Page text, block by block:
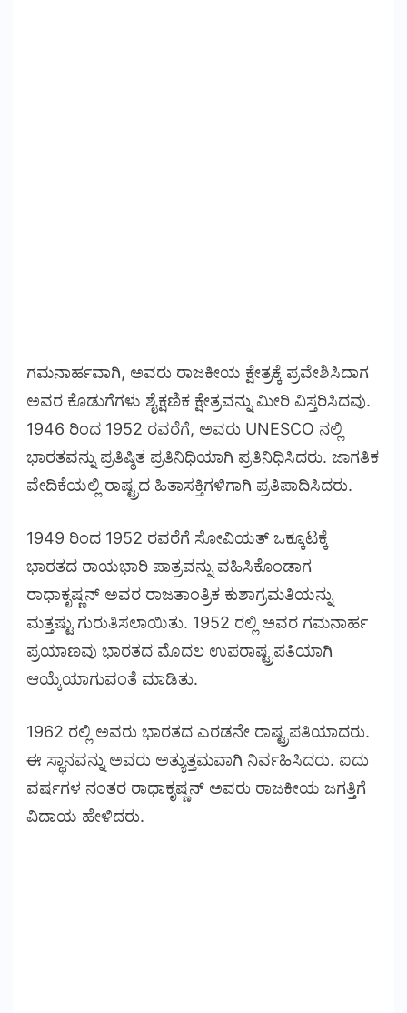
ಗಮನಾರ್ಹವಾಗಿ, ಅವರು ರಾಜಕೀಯ ಕ್ಷೇತ್ರಕ್ಕೆ ಪ್ರವೇಶಿಸಿದಾಗ
ಅವರ ಕೊಡುಗೆಗಳು ಶೈಕ್ಷಣಿಕ ಕ್ಷೇತ್ರವನ್ನು ಮೀರಿ ವಿಸ್ತರಿಸಿದವು.
1946 ರಿಂದ 1952 ರವರೆಗೆ, ಅವರು UNESCO ನಲ್ಲಿ
ಭಾರತವನ್ನು ಪ್ರತಿಷ್ಠಿತ ಪ್ರತಿನಿಧಿಯಾಗಿ ಪ್ರತಿನಿಧಿಸಿದರು. ಜಾಗತಿಕ
ವೇದಿಕೆಯಲ್ಲಿ ರಾಷ್ಟ್ರದ ಹಿತಾಸಕ್ತಿಗಳಿಗಾಗಿ ಪ್ರತಿಪಾದಿಸಿದರು.
1949 ರಿಂದ 1952 ರವರೆಗೆ ಸೋವಿಯತ್ ಒಕ್ಕೂಟಕ್ಕೆ
ಭಾರತದ ರಾಯಭಾರಿ ಪಾತ್ರವನ್ನು ವಹಿಸಿಕೊಂಡಾಗ
ರಾಧಾಕೃಷ್ಣನ್ ಅವರ ರಾಜತಾಂತ್ರಿಕ ಕುಶಾಗ್ರಮತಿಯನ್ನು
ಮತ್ತಷ್ಟು ಗುರುತಿಸಲಾಯಿತು. 1952 ರಲ್ಲಿ ಅವರ ಗಮನಾರ್ಹ
ಪ್ರಯಾಣವು ಭಾರತದ ಮೊದಲ ಉಪರಾಷ್ಟ್ರಪತಿಯಾಗಿ
ಆಯ್ಕೆಯಾಗುವಂತೆ ಮಾಡಿತು.
1962 ರಲ್ಲಿ ಅವರು ಭಾರತದ ಎರಡನೇ ರಾಷ್ಟ್ರಪತಿಯಾದರು.
ಈ ಸ್ಥಾನವನ್ನು ಅವರು ಅತ್ಯುತ್ತಮವಾಗಿ ನಿರ್ವಹಿಸಿದರು. ಐದು
ವರ್ಷಗಳ ನಂತರ ರಾಧಾಕೃಷ್ಣನ್ ಅವರು ರಾಜಕೀಯ ಜಗತ್ತಿಗೆ
ವಿದಾಯ ಹೇಳಿದರು.